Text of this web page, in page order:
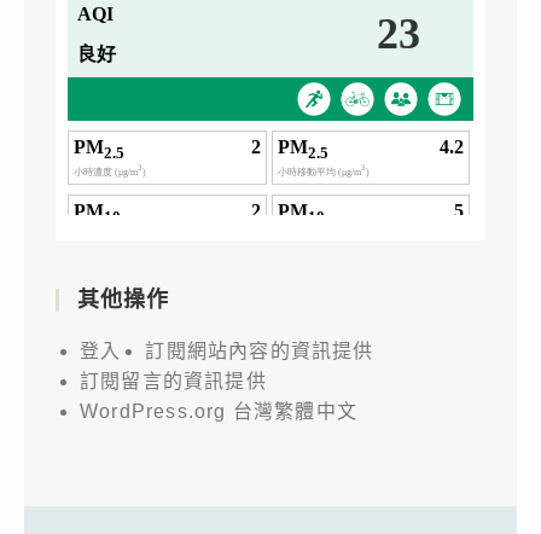
其他操作
登入
訂閱網站內容的資訊提供
訂閱留言的資訊提供
WordPress.org 台灣繁體中文